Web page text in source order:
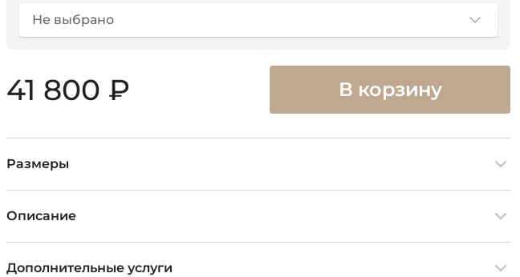
Не выбрано
41 800 ₽ В корзину
Размеры
Описание
Дополнительные услуги